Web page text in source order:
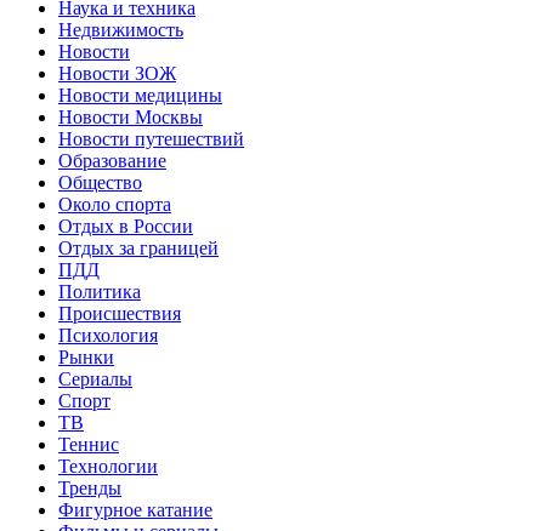
Наука и техника
Недвижимость
Новости
Новости ЗОЖ
Новости медицины
Новости Москвы
Новости путешествий
Образование
Общество
Около спорта
Отдых в России
Отдых за границей
ПДД
Политика
Происшествия
Психология
Рынки
Сериалы
Спорт
ТВ
Теннис
Технологии
Тренды
Фигурное катание